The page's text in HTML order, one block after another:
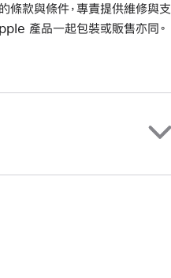
款與條件，專責提供維修與支
產品一起包裝或販售亦同。